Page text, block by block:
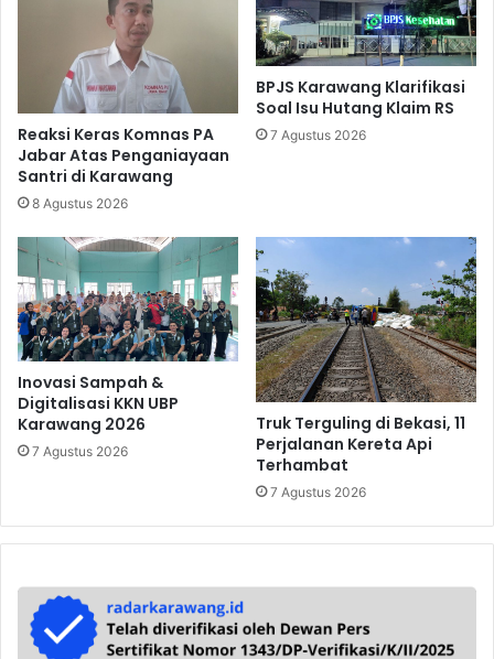
Reaksi Keras Komnas PA
Jabar Atas Penganiayaan
Santri di Karawang
8 Agustus 2026
BPJS Karawang Klarifikasi
Soal Isu Hutang Klaim RS
7 Agustus 2026
Inovasi Sampah &
Digitalisasi KKN UBP
Karawang 2026
7 Agustus 2026
Truk Terguling di Bekasi, 11
Perjalanan Kereta Api
Terhambat
7 Agustus 2026